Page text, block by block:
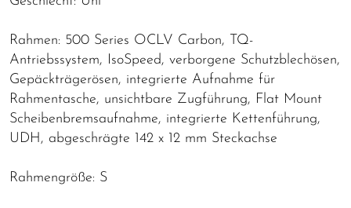
Rahmen: 500 Series OCLV Carbon, TQ-
Antriebssystem, IsoSpeed, verborgene Schutzblechösen,
Gepäckträgerösen, integrierte Aufnahme für
Rahmentasche, unsichtbare Zugführung, Flat Mount
Scheibenbremsaufnahme, integrierte Kettenführung,
UDH, abgeschrägte 142 x 12 mm Steckachse
Rahmengröße: S